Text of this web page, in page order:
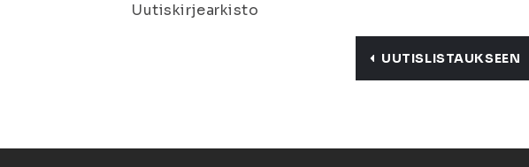
Uutiskirjearkisto
UUTISLISTAUKSEEN